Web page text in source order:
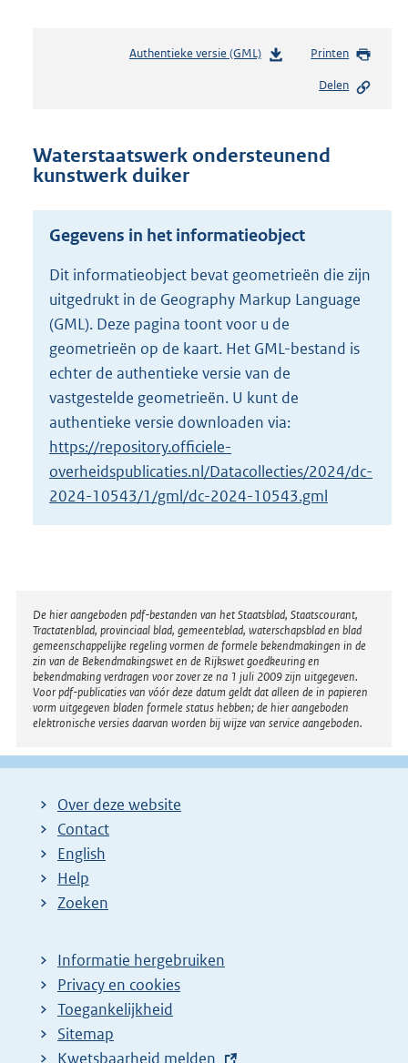
Authentieke versie (GML)b
n
o
t
t
e
:
1
7
,
8
Printen
Delen
Waterstaatswerk ondersteunend
kunstwerk duiker
Gegevens in het informatieobject
Dit informatieobject bevat geometrieën die zijn
uitgedrukt in de Geography Markup Language
(GML). Deze pagina toont voor u de
geometrieën op de kaart. Het GML-bestand is
echter de authentieke versie van de
vastgestelde geometrieën. U kunt de
authentieke versie downloaden via:
https://repository.officiele-
overheidspublicaties.nl/Datacollecties/2024/dc-
2024-10543/1/gml/dc-2024-10543.gml
Disclaimer
De hier aangeboden pdf-bestanden van het Staatsblad, Staatscourant,
Tractatenblad, provinciaal blad, gemeenteblad, waterschapsblad en blad
gemeenschappelijke regeling vormen de formele bekendmakingen in de
zin van de Bekendmakingswet en de Rijkswet goedkeuring en
bekendmaking verdragen voor zover ze na 1 juli 2009 zijn uitgegeven.
Voor pdf-publicaties van vóór deze datum geldt dat alleen de in papieren
vorm uitgegeven bladen formele status hebben; de hier aangeboden
elektronische versies daarvan worden bij wijze van service aangeboden.
Over deze website
Contact
English
Help
Zoeken
Informatie hergebruiken
Privacy en cookies
Toegankelijkheid
Sitemap
E
Kwetsbaarheid melden